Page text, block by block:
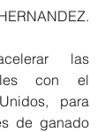
las
con el
para
de ganado